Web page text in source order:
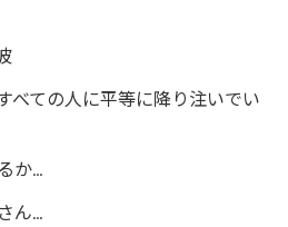
べての人に平等に降り注いでい
か…
ん…